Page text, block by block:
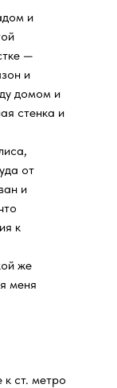
и
—
и
домом и
стенка и
от
и
к
же
меня
ст. метро